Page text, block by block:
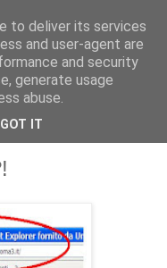
per condividere
to deliver its services
and user-agent are
and security
generate usage
abuse.
GOT IT